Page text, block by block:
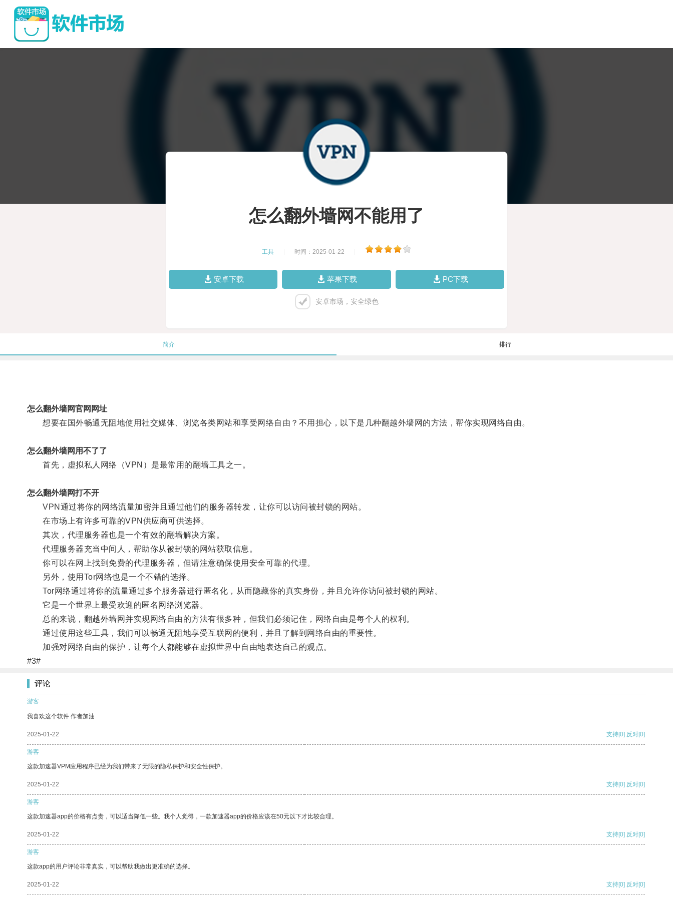
怎么翻外墙网不能用了
工具 时间：2025-01-22
安卓下载 苹果下载 PC下载
安卓市场，安全绿色
简介 排行
怎么翻外墙网官网网址
想要在国外畅通无阻地使用社交媒体、浏览各类网站和享受网络自由？不用担心，以下是几种翻越外墙网的方法，帮你实现网络自由。
怎么翻外墙网用不了了
首先，虚拟私人网络（VPN）是最常用的翻墙工具之一。
怎么翻外墙网打不开
VPN通过将你的网络流量加密并且通过他们的服务器转发，让你可以访问被封锁的网站。
在市场上有许多可靠的VPN供应商可供选择。
其次，代理服务器也是一个有效的翻墙解决方案。
代理服务器充当中间人，帮助你从被封锁的网站获取信息。
你可以在网上找到免费的代理服务器，但请注意确保使用安全可靠的代理。
另外，使用Tor网络也是一个不错的选择。
Tor网络通过将你的流量通过多个服务器进行匿名化，从而隐藏你的真实身份，并且允许你访问被封锁的网站。
它是一个世界上最受欢迎的匿名网络浏览器。
总的来说，翻越外墙网并实现网络自由的方法有很多种，但我们必须记住，网络自由是每个人的权利。
通过使用这些工具，我们可以畅通无阻地享受互联网的便利，并且了解到网络自由的重要性。
加强对网络自由的保护，让每个人都能够在虚拟世界中自由地表达自己的观点。
#3#
评论
游客
我喜欢这个软件 作者加油
2025-01-22 支持[0] 反对[0]
游客
这款加速器VPM应用程序已经为我们带来了无限的隐私保护和安全性保护。
2025-01-22 支持[0] 反对[0]
游客
这款加速器app的价格有点贵，可以适当降低一些。我个人觉得，一款加速器app的价格应该在50元以下才比较合理。
2025-01-22 支持[0] 反对[0]
游客
这款app的用户评论非常真实，可以帮助我做出更准确的选择。
2025-01-22 支持[0] 反对[0]